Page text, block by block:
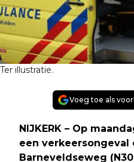
Ter illustratie.
Voeg toe als
NIJKERK – Op
een verkeersongeval
Barneveldseweg